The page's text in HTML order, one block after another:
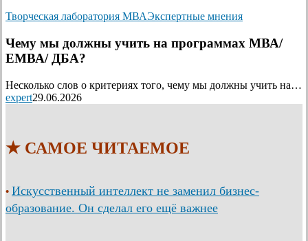
Творческая лаборатория МВАЭкспертные мнения
Чему мы должны учить на программах МВА/
ЕМВА/ ДБА?
Несколько слов о критериях того, чему мы должны учить на…
expert29.06.2026
★ САМОЕ ЧИТАЕМОЕ
• Искусственный интеллект не заменил бизнес-
образование. Он сделал его ещё важнее